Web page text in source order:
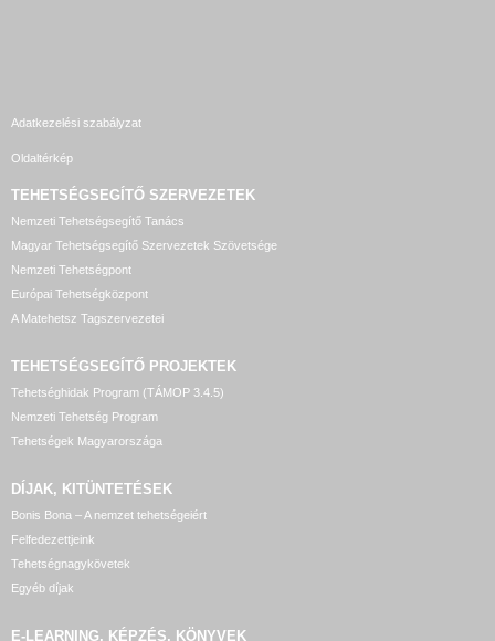
Adatkezelési szabályzat
Oldaltérkép
TEHETSÉGSEGÍTŐ SZERVEZETEK
Nemzeti Tehetségsegítő Tanács
Magyar Tehetségsegítő Szervezetek Szövetsége
Nemzeti Tehetségpont
Európai Tehetségközpont
A Matehetsz Tagszervezetei
TEHETSÉGSEGÍTŐ PROJEKTEK
Tehetséghidak Program (TÁMOP 3.4.5)
Nemzeti Tehetség Program
Tehetségek Magyarországa
DÍJAK, KITÜNTETÉSEK
Bonis Bona – A nemzet tehetségeiért
Felfedezettjeink
Tehetségnagykövetek
Egyéb díjak
E-LEARNING, KÉPZÉS, KÖNYVEK